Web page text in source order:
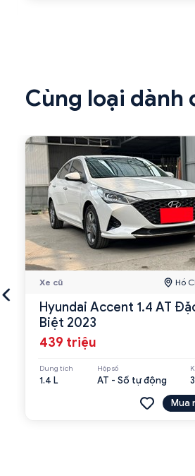
Cùng loại dành
Xe cũ Hồ
Hyundai Accent 1.4 AT
Biệt 2023
439 triệu
Dung tích
1.4 L
Hộp số
AT - Số tự động
Mua